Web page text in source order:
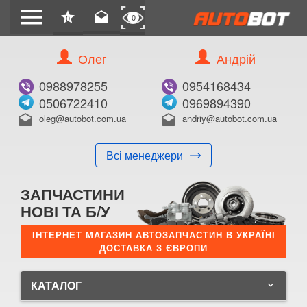
menu star
0 drafts 0
Олег
0988978255
0506722410
drafts oleg@autobot.com.ua
Всі менеджери
Андрій
0954168434
0969894390
drafts andriy@autobot.com.ua
ЗАПЧАСТИНИ
НОВІ ТА Б/У
ІНТЕРНЕТ МАГАЗИН АВТОЗАПЧАСТИН В УКРАЇНІ
ДОСТАВКА З ЄВРОПИ
КАТАЛОГ keyboard_arrow_down